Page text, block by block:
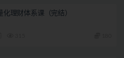
化理财体系课（完结）